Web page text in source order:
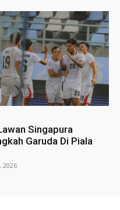
Singapura
Garuda Di Piala
2026